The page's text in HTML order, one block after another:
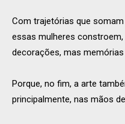
Com trajetórias que
essas mulheres
decorações, mas memórias
Porque, no fim, a arte
principalmente, nas mãos